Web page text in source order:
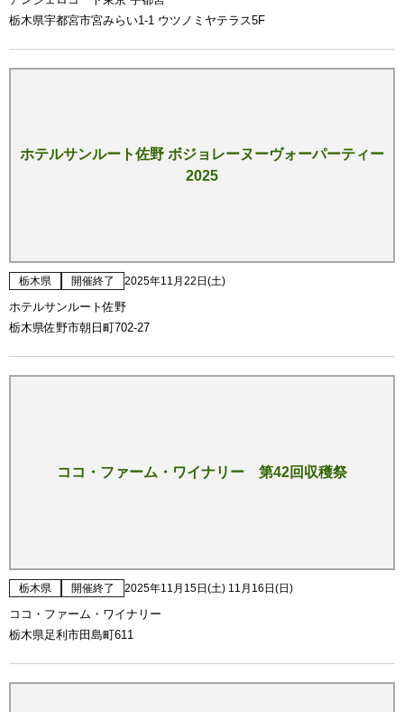
栃木県宇都宮市宮みらい1-1 ウツノミヤテラス5F
ホテルサンルート佐野 ボジョレーヌーヴォーパーティー
2025
栃木県 開催終了 2025年11月22日(土)
ホテルサンルート佐野
栃木県佐野市朝日町702-27
ココ・ファーム・ワイナリー 第42回収穫祭
栃木県 開催終了 2025年11月15日(土) 11月16日(日)
ココ・ファーム・ワイナリー
栃木県足利市田島町611